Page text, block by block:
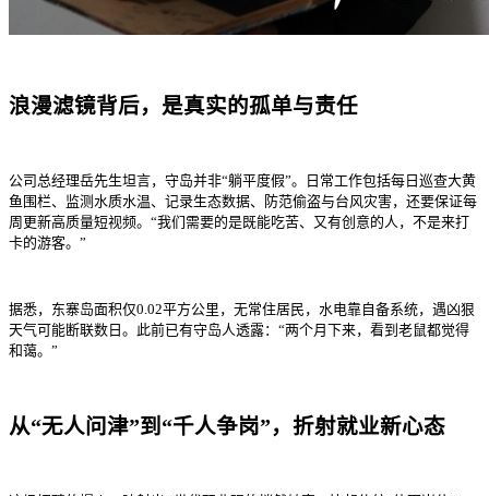
浪漫滤镜背后，是真实的孤单与责任
公司总经理岳先生坦言，守岛并非“躺平度假”。日常工作包括每日巡查大黄
鱼围栏、监测水质水温、记录生态数据、防范偷盗与台风灾害，还要保证每
周更新高质量短视频。“我们需要的是既能吃苦、又有创意的人，不是来打
卡的游客。”
据悉，东寨岛面积仅0.02平方公里，无常住居民，水电靠自备系统，遇凶狠
天气可能断联数日。此前已有守岛人透露：“两个月下来，看到老鼠都觉得
和蔼。”
从“无人问津”到“千人争岗”，折射就业新心态